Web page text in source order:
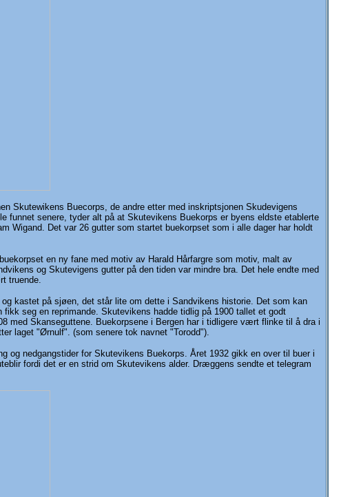
Skutewikens Buecorps, de andre etter med inskriptsjonen Skudevigens
funnet senere, tyder alt på at Skutevikens Buekorps er byens eldste etablerte
Wigand. Det var 26 gutter som startet buekorpset som i alle dager har holdt
en ny fane med motiv av Harald Hårfargre som motiv, malt av
og Skutevigens gutter på den tiden var mindre bra. Det hele endte med
truende.
kastet på sjøen, det står lite om dette i Sandvikens historie. Det som kan
seg en reprimande. Skutevikens hadde tidlig på 1900 tallet et godt
med Skanseguttene. Buekorpsene i Bergen har i tidligere vært flinke til å dra i
laget "Ørnulf". (som senere tok navnet "Torodd").
og nedgangstider for Skutevikens Buekorps. Året 1932 gikk en over til buer i
fordi det er en strid om Skutevikens alder. Dræggens sendte et telegram